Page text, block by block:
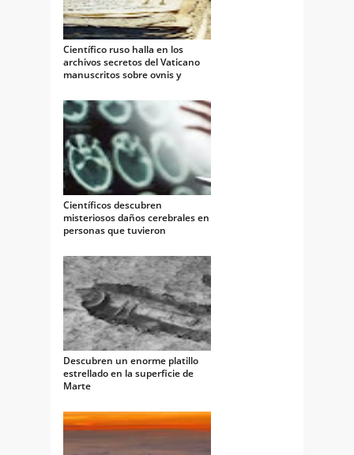
Científico ruso halla en los
archivos secretos del Vaticano
manuscritos sobre ovnis y
Científicos descubren
misteriosos daños cerebrales en
personas que tuvieron
Descubren un enorme platillo
estrellado en la superficie de
Marte